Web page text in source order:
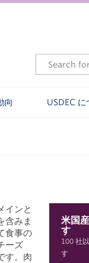
向 USDEC に
米国
す
100 社
す
インと
含みま
食事の
ーズ
す。肉